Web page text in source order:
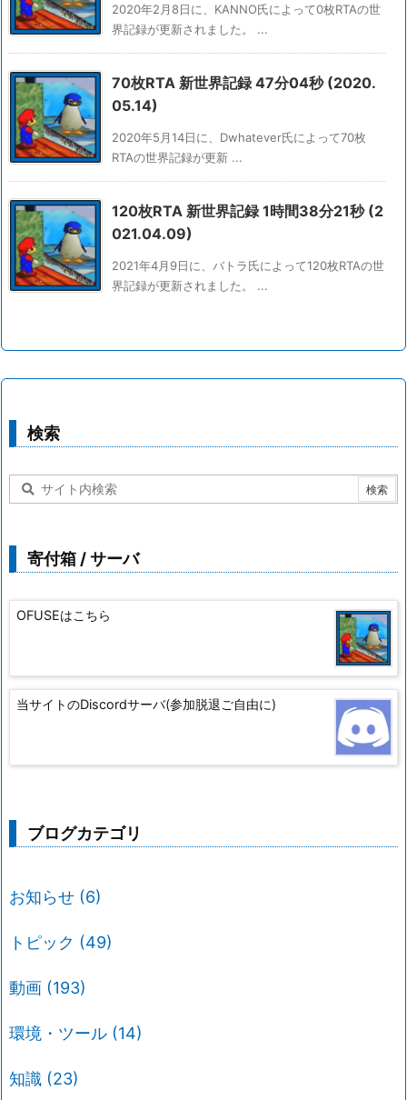
2020年2月8日に、KANNO氏によって0枚RTAの世
界記録が更新されました。 ...
70枚RTA 新世界記録 47分04秒 (2020.
05.14)
2020年5月14日に、Dwhatever氏によって70枚
RTAの世界記録が更新 ...
120枚RTA 新世界記録 1時間38分21秒 (2
021.04.09)
2021年4月9日に、バトラ氏によって120枚RTAの世
界記録が更新されました。 ...
検索
寄付箱 / サーバ
OFUSEはこちら
当サイトのDiscordサーバ(参加脱退ご自由に)
ブログカテゴリ
お知らせ (6)
トピック (49)
動画 (193)
環境・ツール (14)
知識 (23)